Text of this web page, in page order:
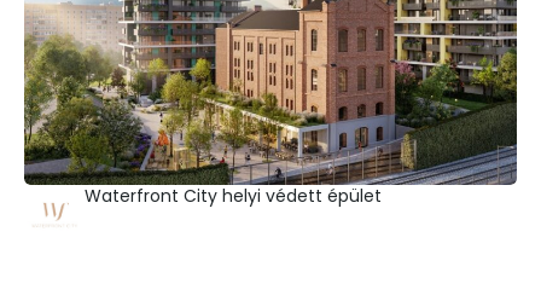
Waterfront City helyi védett épület